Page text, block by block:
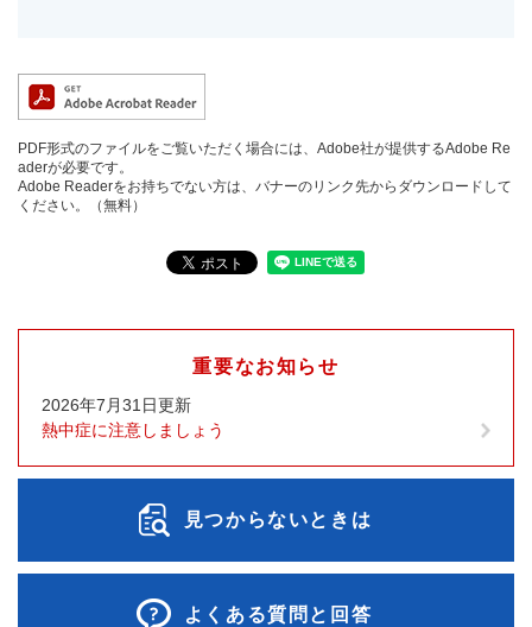
PDF形式のファイルをご覧いただく場合には、Adobe社が提供するAdobe Re
aderが必要です。
Adobe Readerをお持ちでない方は、バナーのリンク先からダウンロードして
ください。（無料）
重要なお知らせ
2026年7月31日更新
熱中症に注意しましょう
見つからないときは
よくある質問と回答